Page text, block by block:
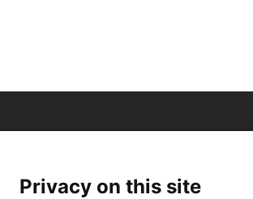
Privacy on this site